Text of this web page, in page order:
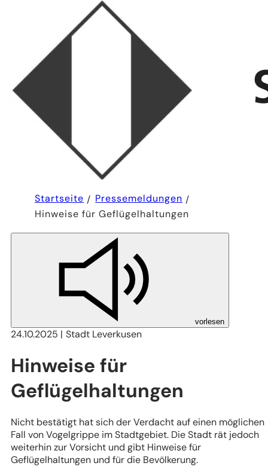
Startseite
Pressemeldungen
Hinweise für Geflügelhaltungen
vorlesen
24.10.2025 Stadt Leverkusen
Hinweise für
Geflügelhaltungen
Nicht bestätigt hat sich der Verdacht auf einen möglichen
Fall von Vogelgrippe im Stadtgebiet. Die Stadt rät jedoch
weiterhin zur Vorsicht und gibt Hinweise für
Geflügelhaltungen und für die Bevölkerung.